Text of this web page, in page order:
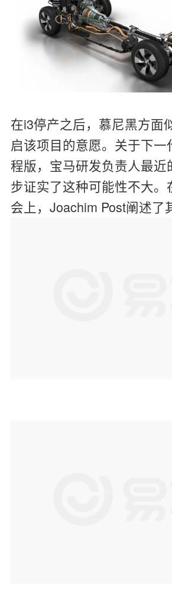
在i3停产之后，慕尼黑方面
启该项目的意愿。关于下一
程版，宝马研发负责人最近
步证实了这种可能性不大。
会上，Joachim Post阐述了